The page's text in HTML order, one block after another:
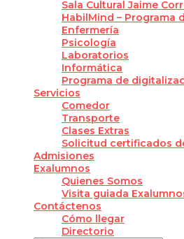
Sala Cultural Jaime
HabilMind – Programa
Enfermería
Psicología
Laboratorios
Informática
Programa de
Servicios
Comedor
Transporte
Clases Extras
Solicitud certificados
Admisiones
Exalumnos
Quienes Somos
Visita guiada
Contáctenos
Cómo llegar
Directorio